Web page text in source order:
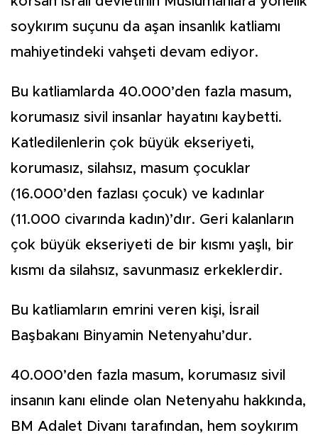
soykırım suçunu da aşan insanlık katliamı
mahiyetindeki vahşeti devam ediyor.
Bu katliamlarda 40.000’den fazla masum,
korumasız sivil insanlar hayatını kaybetti.
Katledilenlerin çok büyük ekseriyeti,
korumasız, silahsız, masum çocuklar
(16.000’den fazlası çocuk) ve kadınlar
(11.000 civarında kadın)’dır. Geri kalanların
çok büyük ekseriyeti de bir kısmı yaşlı, bir
kısmı da silahsız, savunmasız erkeklerdir.
Bu katliamların emrini veren kişi, İsrail
Başbakanı Binyamin Netenyahu’dur.
40.000’den fazla masum, korumasız sivil
insanın kanı elinde olan Netenyahu hakkında,
BM Adalet Divanı tarafından, hem soykırım